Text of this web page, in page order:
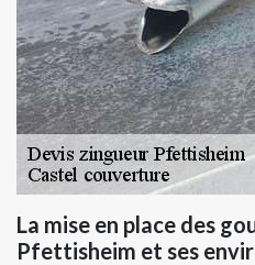
La mise en place des
Pfettisheim et ses